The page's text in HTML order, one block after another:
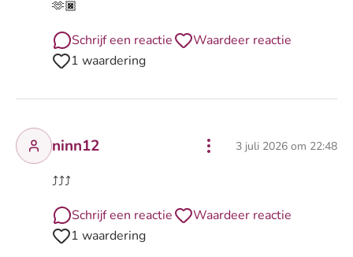
🫶🏿
Schrijf een reactie
Waardeer reactie
1 waardering
ninn12 3 juli 2026 om 22:48
⤴️⤴️⤴️
Schrijf een reactie
Waardeer reactie
1 waardering